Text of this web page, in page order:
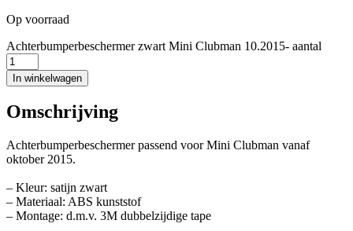
Op voorraad
Achterbumperbeschermer zwart Mini Clubman 10.2015- aantal
In winkelwagen
Omschrijving
Achterbumperbeschermer passend voor Mini Clubman vanaf
oktober 2015.
– Kleur: satijn zwart
– Materiaal: ABS kunststof
– Montage: d.m.v. 3M dubbelzijdige tape